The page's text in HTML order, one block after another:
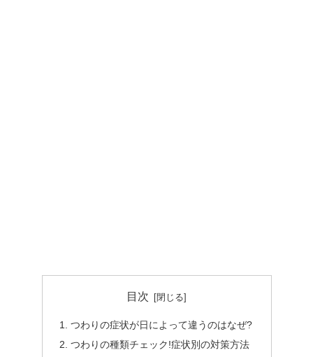
目次
つわりの症状が日によって違うのはなぜ?
つわりの種類チェック!症状別の対策方法